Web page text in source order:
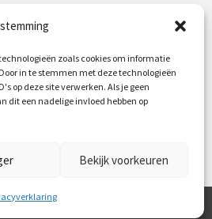
zoals cookies om informatie
in te stemmen met deze technologieën
op deze site verwerken. Als je geen
dit een nadelige invloed hebben op
Bekijk voorkeuren
6448